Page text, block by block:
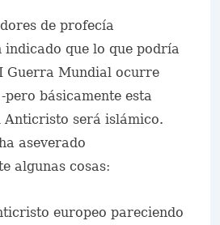
de profecía
indicado que lo que podría
Guerra Mundial ocurre
básicamente esta
Anticristo será islámico.
aseverado
algunas cosas:
europeo pareciendo